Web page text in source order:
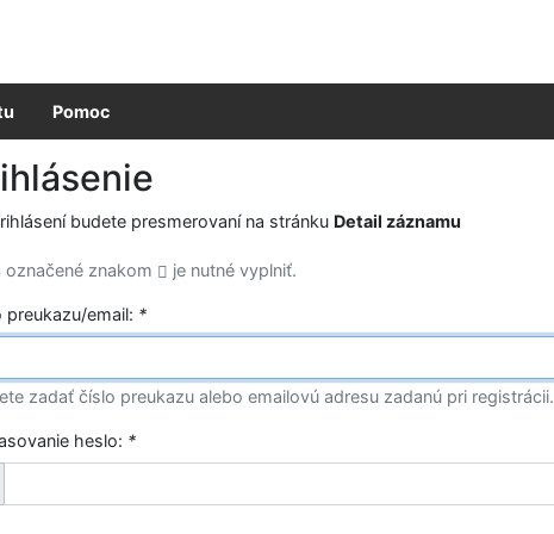
Pomoc
budete presmerovaní na stránku Detail záznamu
označené znakom je nutné vyplniť.
preukazu/email: *
zadať číslo preukazu alebo emailovú adresu zadanú pri registrácii.
heslo: *